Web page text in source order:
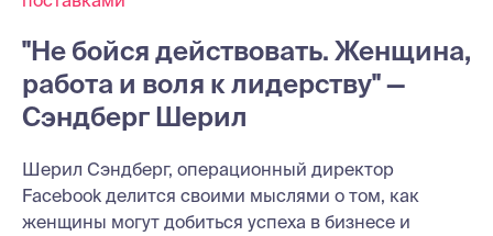
"Не бойся действовать. Женщина,
работа и воля к лидерству" —
Сэндберг Шерил
Шерил Сэндберг, операционный директор
Facebook делится своими мыслями о том, как
женщины могут добиться успеха в бизнесе и